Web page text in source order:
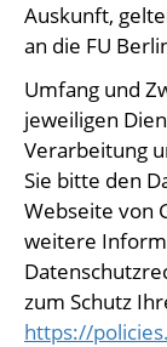
Auskunft,
an die FU
Umfang und
jeweiligen
Verarbeitung
Sie bitte den
Webseite von
weitere
zum Schutz
https://